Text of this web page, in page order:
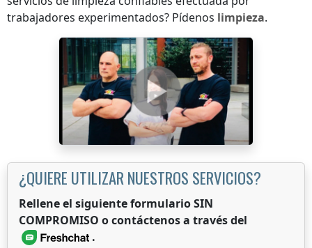
trabajadores experimentados? Pídenos limpieza.
¿QUIERE UTILIZAR NUESTROS SERVICIOS?
Rellene el siguiente formulario SIN
COMPROMISO o contáctenos a través del
.